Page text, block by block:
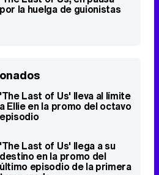
'The Last of Us' lleva al límite
destino en la promo del
último episodio de la primera
temporada
Segundo tráiler de "The
Last of Us Parte II"